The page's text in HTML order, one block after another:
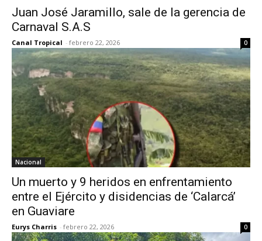
Juan José Jaramillo, sale de la gerencia de
Carnaval S.A.S
Canal Tropical - febrero 22, 2026 0
Nacional
Un muerto y 9 heridos en enfrentamiento
entre el Ejército y disidencias de ‘Calarcá’
en Guaviare
Eurys Charris - febrero 22, 2026 0